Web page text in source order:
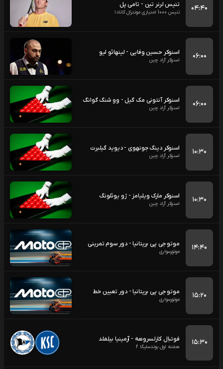
۰۴:۴۰ تنیس لرنر تین - تامی پل
تنیس 1000 امتیازی مونترال کانادا
۰۶:۰۰ اسنوکر حسین وفایی - لینهائو لیو
اسنوکر آزاد چین
۰۶:۰۰ اسنوکر آنتونی مک گیل - وو شنگ گوانگ
اسنوکر آزاد چین
۱۰:۳۰ اسنوکر دینگ جونهوی - دیوید گیلبرت
اسنوکر آزاد چین
۱۰:۳۰ اسنوکر مارک ویلیامز - ژو یوئلونگ
اسنوکر آزاد چین
۱۴:۴۰ موتو جی پی بریتانیا - دور سوم تمرینی
موتورسواری
۱۵:۲۰ موتو جی پی بریتانیا - دور تعیین خط
موتورسواری
۱۵:۳۰ فوتبال کارلسروهه - آرمینیا بیلفلد
هفته اول بوندسلیگا 2